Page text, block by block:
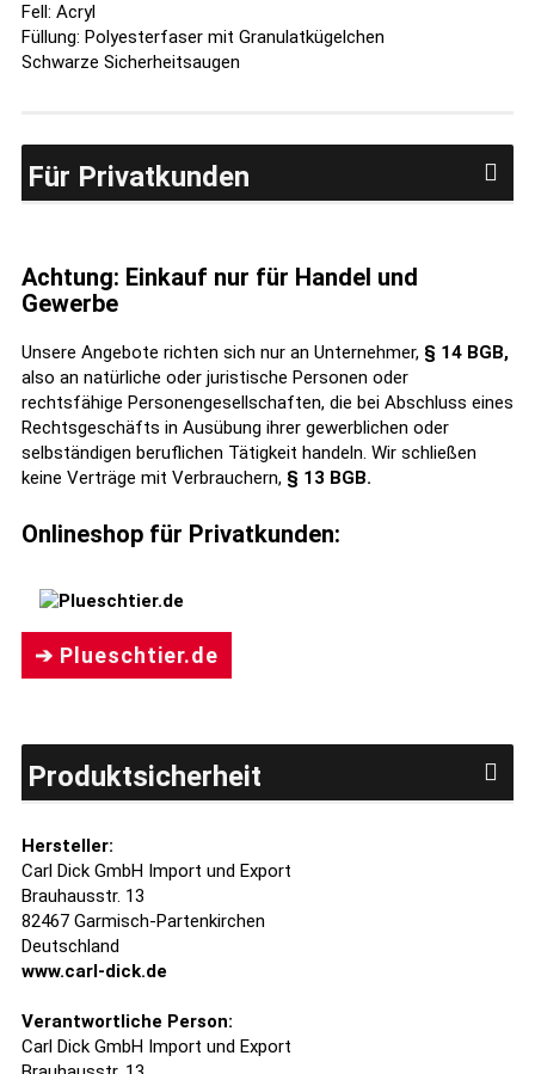
Fell: Acryl
Füllung: Polyesterfaser mit Granulatkügelchen
Schwarze Sicherheitsaugen
Für Privatkunden
Achtung: Einkauf nur für Handel und
Gewerbe
Unsere Angebote richten sich nur an Unternehmer, § 14 BGB,
also an natürliche oder juristische Personen oder
rechtsfähige Personengesellschaften, die bei Abschluss eines
Rechtsgeschäfts in Ausübung ihrer gewerblichen oder
selbständigen beruflichen Tätigkeit handeln. Wir schließen
keine Verträge mit Verbrauchern, § 13 BGB.
Onlineshop für Privatkunden:
➔ Plueschtier.de
Produktsicherheit
Hersteller:
Carl Dick GmbH Import und Export
Brauhausstr. 13
82467 Garmisch-Partenkirchen
Deutschland
www.carl-dick.de
Verantwortliche Person:
Carl Dick GmbH Import und Export